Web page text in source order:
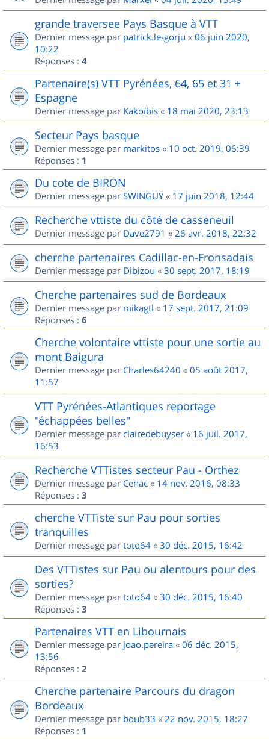
grande traversee Pays Basque à VTT
Dernier message par patrick.le-gorju « 06 juin 2020,
10:22
Réponses : 4
Partenaire(s) VTT Pyrénées, 64, 65 et 31 +
Espagne
Dernier message par Kakoïbis « 18 mai 2020, 23:13
Secteur Pays basque
Dernier message par markitos « 10 oct. 2019, 06:39
Réponses : 1
Du cote de BIRON
Dernier message par SWINGUY« 17 juin 2018, 12:44
Recherche vttiste du côté de casseneuil
Dernier message par Dave2791 « 26 avr. 2018, 22:32
cherche partenaires Cadillac-en-Fronsadais
Dernier message par Dibizou « 30 sept. 2017, 18:19
Cherche partenaires sud de Bordeaux
Dernier message par mikagtl « 17 sept. 2017, 21:09
Réponses : 6
Cherche volontaire vttiste pour une sortie au
mont Baigura
Dernier message par Charles64240 « 05 août 2017,
11:57
VTT Pyrénées-Atlantiques reportage
"échappées belles"
Dernier message par clairedebuyser « 16 juil. 2017,
16:53
Recherche VTTistes secteur Pau - Orthez
Dernier message par Cenac « 14 nov. 2016, 08:33
Réponses : 3
cherche VTTiste sur Pau pour sorties
tranquilles
Dernier message par toto64 « 30 déc. 2015, 16:42
Des VTTistes sur Pau ou alentours pour des
sorties?
Dernier message par toto64 « 30 déc. 2015, 16:40
Réponses : 3
Partenaires VTT en Libournais
Dernier message par joao.pereira « 06 déc. 2015,
13:56
Réponses : 2
Cherche partenaire Parcours du dragon
Bordeaux
Dernier message par boub33 « 22 nov. 2015, 18:27
Réponses : 1